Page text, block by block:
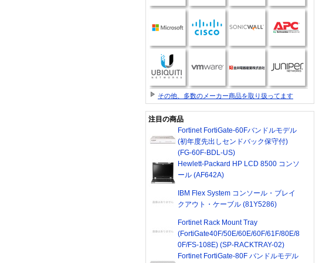
その他、多数のメーカー商品を取り扱ってます
注目の商品
Fortinet FortiGate-60Fバンドルモデル
(初年度先出しセンドバック保守付)
(FG-60F-BDL-US)
Hewlett-Packard HP LCD 8500 コンソ
ール (AF642A)
IBM Flex System コンソール・ブレイ
クアウト・ケーブル (81Y5286)
Fortinet Rack Mount Tray
(FortiGate40F/50E/60E/60F/61F/80E/8
0F/FS-108E) (SP-RACKTRAY-02)
Fortinet FortiGate-80F バンドルモデル